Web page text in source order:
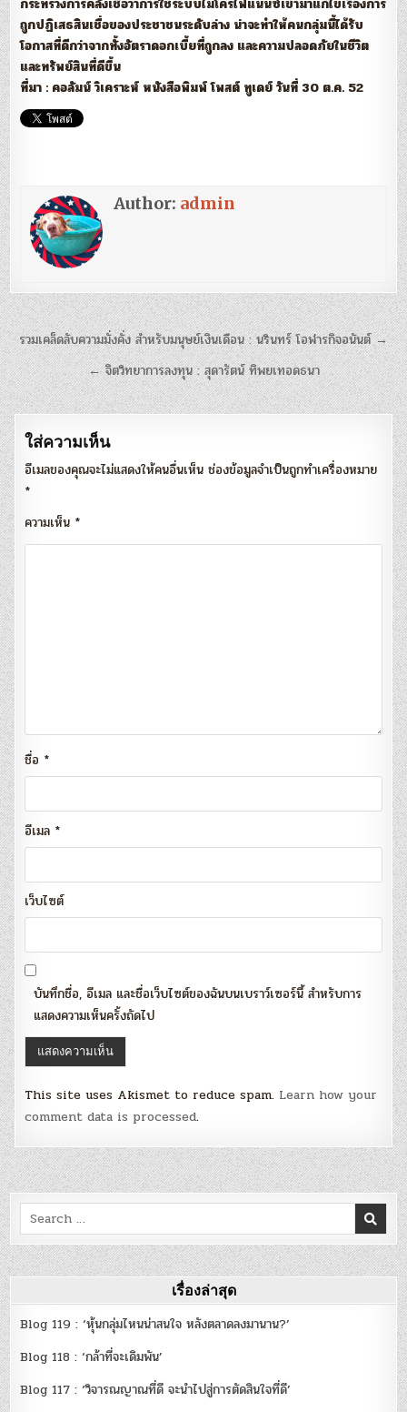
กระทรวงการคลังเชื่อว่าการใช้ระบบไมโครไฟแนนซ์เข้ามาแก้ไขเรื่องการ
ถูกปฏิเสธสินเชื่อของประชาชนระดับล่าง น่าจะทำให้คนกลุ่มนี้ได้รับ
โอกาสที่ดีกว่าจากทั้งอัตราดอกเบี้ยที่ถูกลง และความปลอดภัยในชีวิต
และทรัพย์สินที่ดีขึ้น
ที่มา : คอลัมน์ วิเคราะห์ หนังสือพิมพ์ โพสต์ ทูเดย์ วันที่ 30 ต.ค. 52
Author: admin
แนะแนว
เรื่อง
รวมเคล็ดลับความมั่งคั่ง สำหรับมนุษย์เงินเดือน : นรินทร์ โอฬารกิจอนันต์ →
← จิตวิทยาการลงทุน : สุดารัตน์ ทิพยเทอดธนา
ใส่ความเห็น
อีเมลของคุณจะไม่แสดงให้คนอื่นเห็น ช่องข้อมูลจำเป็นถูกทำเครื่องหมาย
*
ความเห็น *
ชื่อ *
อีเมล *
เว็บไซต์
บันทึกชื่อ, อีเมล และชื่อเว็บไซต์ของฉันบนเบราว์เซอร์นี้ สำหรับการ
แสดงความเห็นครั้งถัดไป
This site uses Akismet to reduce spam. Learn how your
comment data is processed.
Search
for:
เรื่องล่าสุด
Blog 119 : ‘หุ้นกลุ่มไหนน่าสนใจ หลังตลาดลงมานาน?’
Blog 118 : ‘กล้าที่จะเดิมพัน’
Blog 117 : ‘วิจารณญาณที่ดี จะนำไปสู่การตัดสินใจที่ดี’